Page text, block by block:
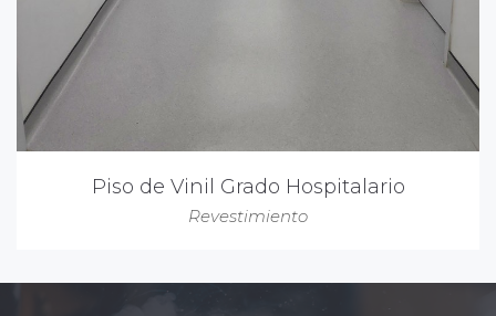
Piso de Vinil Grado Hospitalario
Revestimiento